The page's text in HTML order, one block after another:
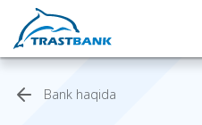
Bank haqida